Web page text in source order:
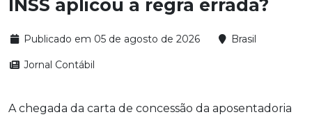
INSS aplicou a regra errada?
Publicado em 05 de agosto de 2026 Brasil
Jornal Contábil
A chegada da carta de concessão da aposentadoria